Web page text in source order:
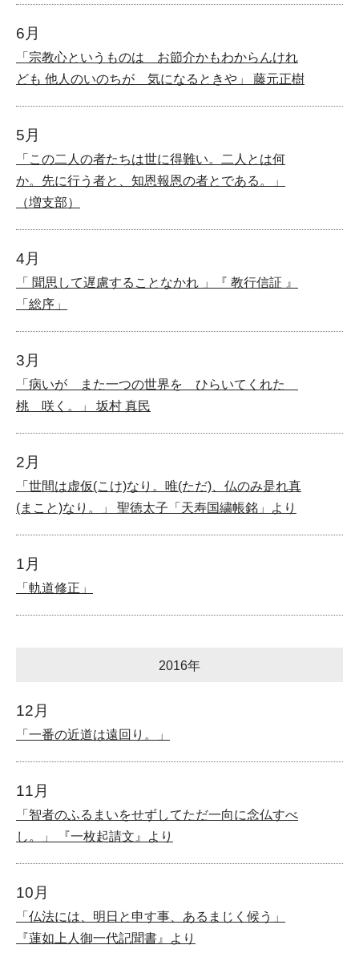
6月
「宗教心というものは お節介かもわからんけれ
ども 他人のいのちが 気になるときや」 藤元正樹
5月
「この二人の者たちは世に得難い。二人とは何
か。先に行う者と、知恩報恩の者とである。」
（増支部）
4月
「 聞思して遅慮することなかれ 」『 教行信証 』
「総序」
3月
「病いが また一つの世界を ひらいてくれた
桃 咲く。」 坂村 真民
2月
「世間は虚仮(こけ)なり。唯(ただ)、仏のみ是れ真
(まこと)なり。」 聖徳太子「天寿国繍帳銘」より
1月
「軌道修正」
2016年
12月
「一番の近道は遠回り。」
11月
「智者のふるまいをせずしてただ一向に念仏すべ
し。」 『一枚起請文』より
10月
「仏法には、明日と申す事、あるまじく候う」
『蓮如上人御一代記聞書』より